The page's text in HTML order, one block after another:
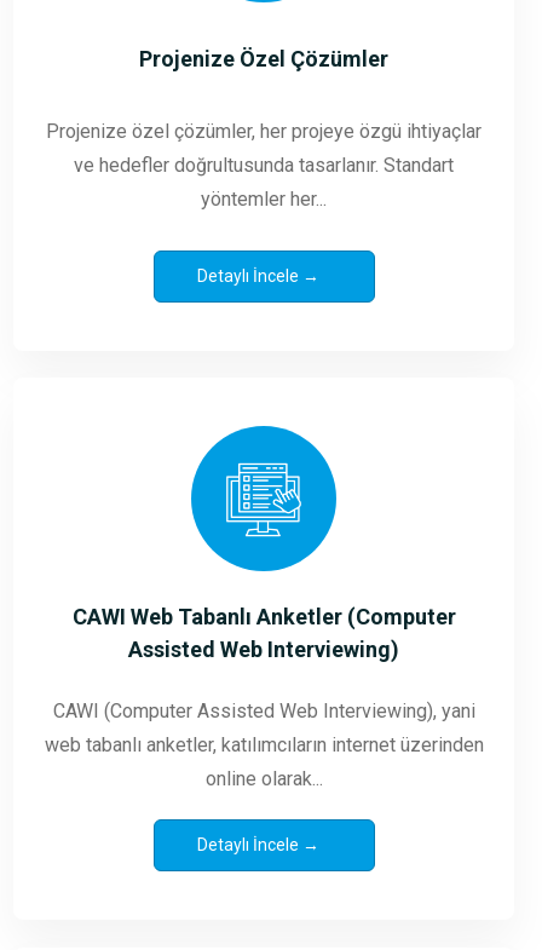
Projenize Özel Çözümler
Projenize özel çözümler, her projeye özgü ihtiyaçlar
ve hedefler doğrultusunda tasarlanır. Standart
yöntemler her...
Detaylı İncele →
CAWI Web Tabanlı Anketler (Computer
Assisted Web Interviewing)
CAWI (Computer Assisted Web Interviewing), yani
web tabanlı anketler, katılımcıların internet üzerinden
online olarak...
Detaylı İncele →